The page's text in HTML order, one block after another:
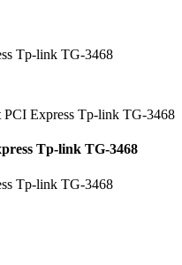
Tp-link TG-3468
Tp-link TG-3468
Tp-link TG-3468